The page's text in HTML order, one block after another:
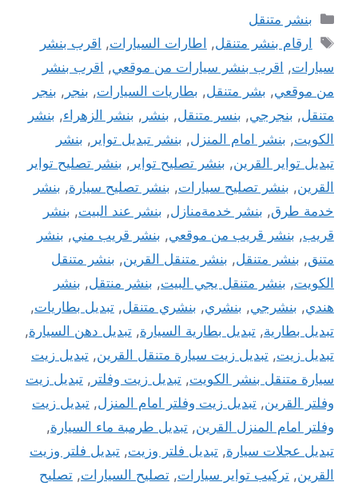
التصنيفات
بنشر متنقل
الوسوم
ارقام بنشر متنقل, اطارات السيارات, اقرب بنشر
سيارات, اقرب بنشر سيارات من موقعي, اقرب بنشر
من موقعي, بشر متنقل, بطاريات السيارات, بنجر , بنجر
متنقل, بنجرجي, بنسر متنقل, بنشر , بنشر الزهراء, بنشر
الكويت, بنشر امام المنزل, بنشر تبديل تواير , بنشر
تبديل تواير القرين, بنشر تصليح تواير , بنشر تصليح تواير
القرين, بنشر تصليح سيارات, بنشر تصليح سيارة, بنشر
خدمة طرق, بنشر خدمةمنازل, بنشر عند البيت, بنشر
قريب, بنشر قريب من موقعي, بنشر قريب مني, بنشر
متنق, بنشر متنقل, بنشر متنقل القرين, بنشر متنقل
الكويت, بنشر متنقل يجي البيت, بنشر منتقل, بنشر
هندي, بنشرجي, بنشري, بنشري متنقل, تبديل بطاريات,
تبديل بطارية, تبديل بطارية السيارة, تبديل دهن السيارة,
تبديل زيت, تبديل زيت سيارة متنقل القرين, تبديل زيت
سيارة متنقل بنشر الكويت, تبديل زيت وفلتر , تبديل زيت
وفلتر القرين, تبديل زيت وفلتر امام المنزل, تبديل زيت
وفلتر امام المنزل القرين, تبديل طرمبة ماء السيارة,
تبديل عجلات سيارة, تبديل فلتر وزيت, تبديل فلتر وزيت
القرين, تركيب تواير سيارات, تصليح السيارات, تصليح